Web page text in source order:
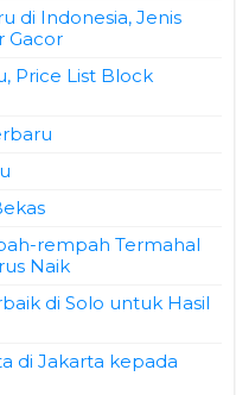
di Indonesia, Jenis
Gacor
Price List Block
rempah Termahal
Naik
di Solo untuk Hasil
di Jakarta kepada